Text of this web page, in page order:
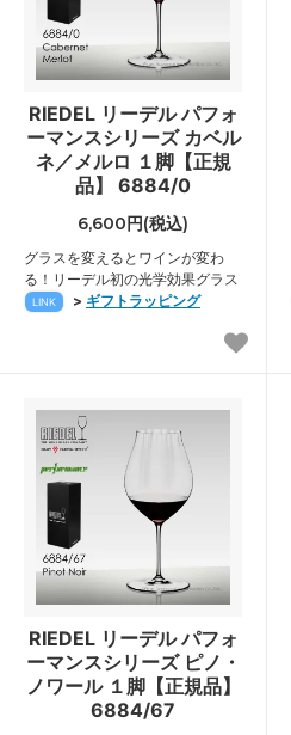
RIEDEL リーデル パフォ
ーマンスシリーズ カベル
ネ／メルロ １脚【正規
品】 6884/0
6,600円(税込)
グラスを変えるとワインが変わ
る！リーデル初の光学効果グラス
LINK > ギフトラッピング
RIEDEL リーデル パフォ
ーマンスシリーズ ピノ・
ノワール １脚【正規品】
6884/67